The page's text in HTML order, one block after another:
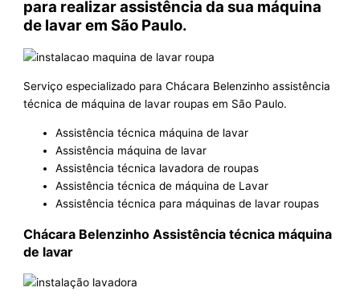
para realizar assistência da sua máquina
de lavar em São Paulo.
Serviço especializado para Chácara Belenzinho assistência
técnica de máquina de lavar roupas em São Paulo.
Assistência técnica máquina de lavar
Assistência máquina de lavar
Assistência técnica lavadora de roupas
Assistência técnica de máquina de Lavar
Assistência técnica para máquinas de lavar roupas
Chácara Belenzinho Assistência técnica máquina
de lavar